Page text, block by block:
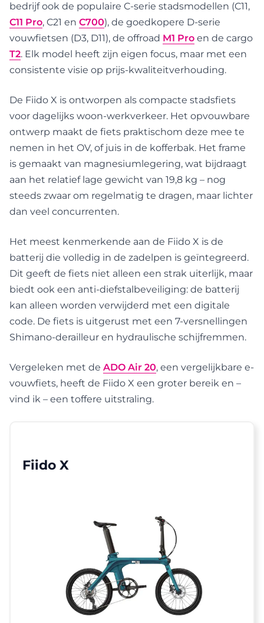
bedrijf ook de populaire C-serie stadsmodellen (C11,
C11 Pro, C21 en C700), de goedkopere D-serie
vouwfietsen (D3, D11), de offroad M1 Pro en de cargo
T2. Elk model heeft zijn eigen focus, maar met een
consistente visie op prijs-kwaliteitverhouding.
De Fiido X is ontworpen als compacte stadsfiets
voor dagelijks woon-werkverkeer. Het opvouwbare
ontwerp maakt de fiets praktischom deze mee te
nemen in het OV, of juis in de kofferbak. Het frame
is gemaakt van magnesiumlegering, wat bijdraagt
aan het relatief lage gewicht van 19,8 kg – nog
steeds zwaar om regelmatig te dragen, maar lichter
dan veel concurrenten.
Het meest kenmerkende aan de Fiido X is de
batterij die volledig in de zadelpen is geïntegreerd.
Dit geeft de fiets niet alleen een strak uiterlijk, maar
biedt ook een anti-diefstalbeveiliging: de batterij
kan alleen worden verwijderd met een digitale
code. De fiets is uitgerust met een 7-versnellingen
Shimano-derailleur en hydraulische schijfremmen.
Vergeleken met de ADO Air 20, een vergelijkbare e-
vouwfiets, heeft de Fiido X een groter bereik en –
vind ik – een toffere uitstraling.
Fiido X